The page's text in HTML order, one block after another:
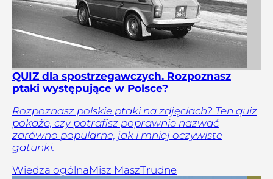
QUIZ dla spostrzegawczych. Rozpoznasz
ptaki występujące w Polsce?
Rozpoznasz polskie ptaki na zdjęciach? Ten quiz
pokaże, czy potrafisz poprawnie nazwać
zarówno popularne, jak i mniej oczywiste
gatunki.
Wiedza ogólnaMisz MaszTrudne